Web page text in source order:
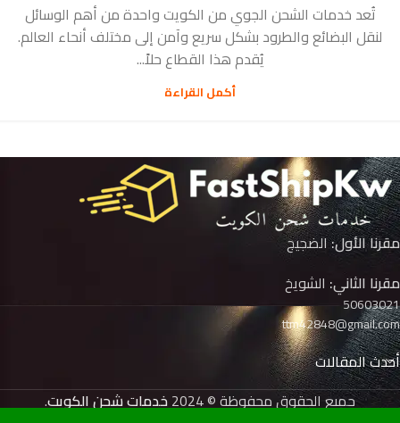
تُعد خدمات الشحن الجوي من الكويت واحدة من أهم الوسائل
لنقل البضائع والطرود بشكل سريع وآمن إلى مختلف أنحاء العالم.
يُقدم هذا القطاع حلاً...
أكمل القراءة
مقرنا الأول:الضجيج
مقرنا الثاني: الشويخ
50603021
ttm42848@gmail.com
أحدث المقالات
جميع الحقوق محفوظة © 2024
خدمات شحن الكويت.